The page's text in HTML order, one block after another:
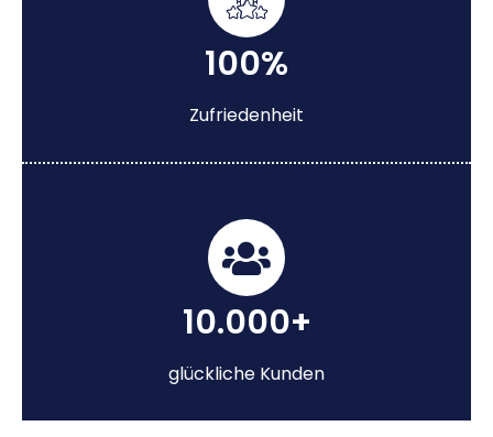
100%
Zufriedenheit
10.000+
glückliche Kunden